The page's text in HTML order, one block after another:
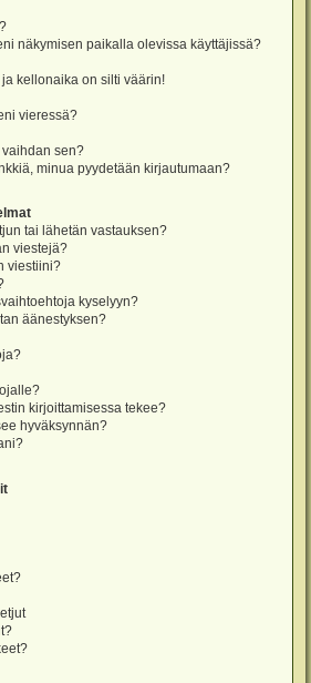
näkymisen paikalla olevissa käyttäjissä?
kellonaika on silti väärin!
vieressä?
sen?
minua pyydetään kirjautumaan?
tai lähetän vastauksen?
viestejä?
viestiini?
kyselyyn?
äänestyksen?
kirjoittamisessa tekee?
hyväksynnän?